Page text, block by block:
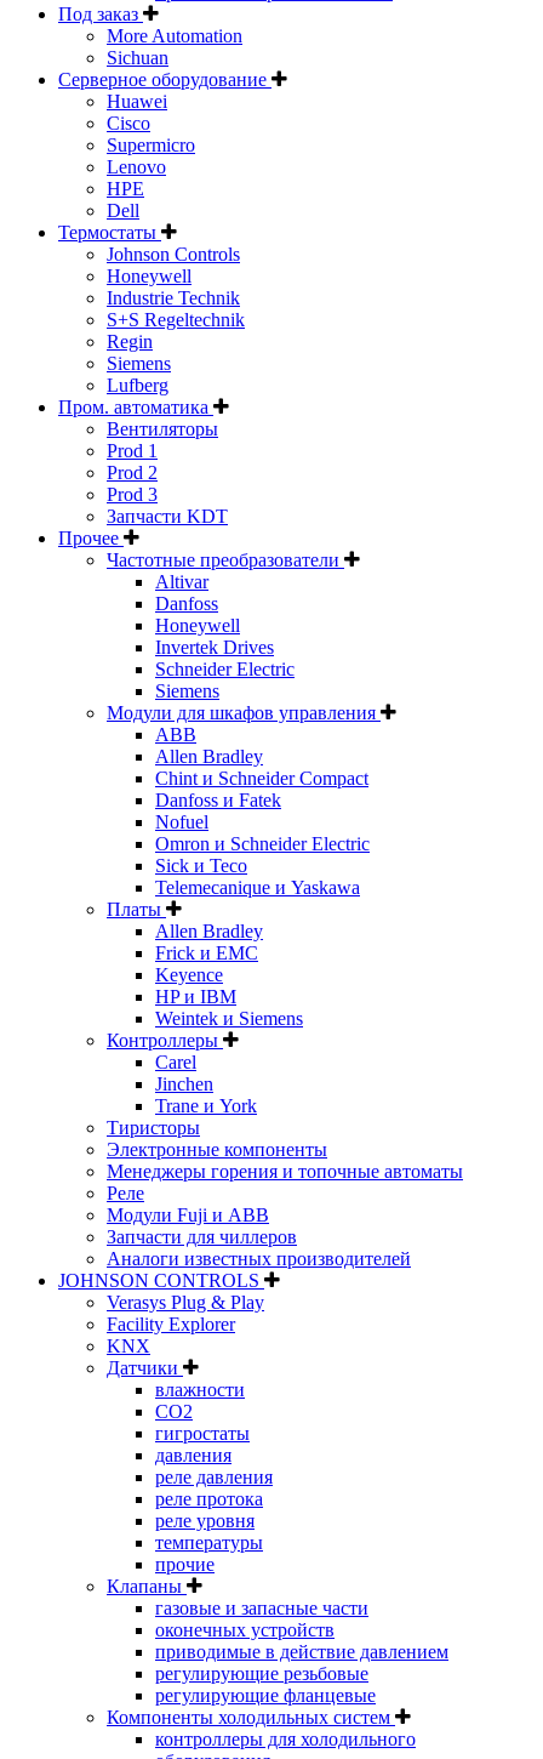
Под заказ
More Automation
Sichuan
Серверное оборудование
Huawei
Cisco
Supermicro
Lenovo
HPE
Dell
Термостаты
Johnson Controls
Honeywell
Industrie Technik
S+S Regeltechnik
Regin
Siemens
Lufberg
Пром. автоматика
Вентиляторы
Prod 1
Prod 2
Prod 3
Запчасти KDT
Прочее
Частотные преобразователи
Altivar
Danfoss
Honeywell
Invertek Drives
Schneider Electric
Siemens
Модули для шкафов управления
ABB
Allen Bradley
Chint и Schneider Compact
Danfoss и Fatek
Nofuel
Omron и Schneider Electric
Sick и Teco
Telemecanique и Yaskawa
Платы
Allen Bradley
Frick и EMC
Keyence
HP и IBM
Weintek и Siemens
Контроллеры
Carel
Jinchen
Trane и York
Тиристоры
Электронные компоненты
Менеджеры горения и топочные автоматы
Реле
Модули Fuji и ABB
Запчасти для чиллеров
Аналоги известных производителей
JOHNSON CONTROLS
Verasys Plug & Play
Facility Explorer
KNX
Датчики
влажности
CO2
гигростаты
давления
реле давления
реле протока
реле уровня
температуры
прочие
Клапаны
газовые и запасные части
оконечных устройств
приводимые в действие давлением
регулирующие резьбовые
регулирующие фланцевые
Компоненты холодильных систем
контроллеры для холодильного